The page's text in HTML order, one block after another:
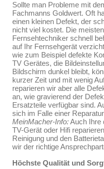
Sollte man Probleme mit
Fachmanns Goldwert. Oft
einen kleinen Defekt, der
nicht viel kostet. Die
Fernsehtechniker schnell
auf Ihr Fernsehgerät
wie zum Beispiel defekte
TV Gerätes, die
Bildschirm dunkel bleibt,
kurzer Zeit und mit wenig
reparieren wir aber alle
an, wie gravierend der
Ersatzteile verfügbar sind.
sich im Falle einer
MeinMacher-Info:Auch Ihre
TV-Gerät oder Hifi
Reinigung und den
wir der richtige
Höchste Qualität und